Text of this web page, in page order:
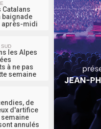
Catalans
baignade
après-midi
les Alpes
à ne pas
semaine
de
d'artifice
semaine
annulés